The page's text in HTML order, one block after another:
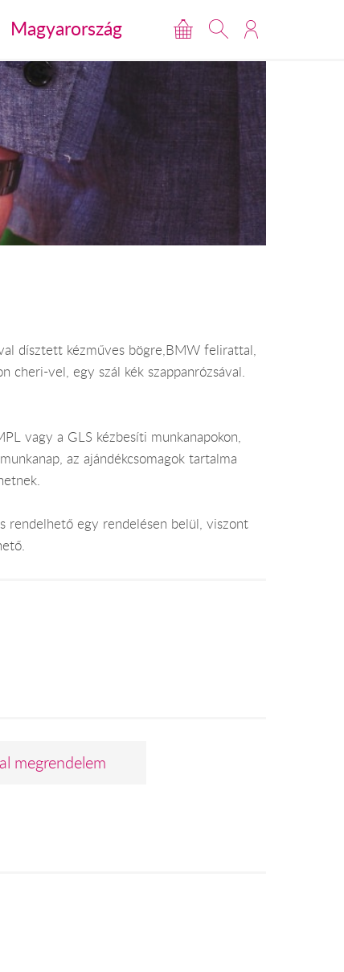
Magyarország
dísztett kézműves bögre,BMW felirattal,
cheri-vel, egy szál kék szappanrózsával.
vagy a GLS kézbesíti munkanapokon,
az ajándékcsomagok tartalma
rendelhető egy rendelésen belül, viszont
megrendelem